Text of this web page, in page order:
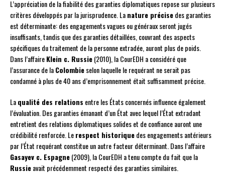
L’appréciation de la fiabilité des garanties diplomatiques repose sur plusieurs
critères développés par la jurisprudence. Lanature précisedes garanties
est déterminante: des engagements vagues ou généraux seront jugés
insuffisants, tandis que des garanties détaillées, couvrant des aspects
spécifiques du traitement de la personne extradée, auront plus de poids.
Dans l’affaireKlein c. Russie(2010), la CourEDH a considéré que
l’assurance de laColombieselon laquelle le requérant ne serait pas
condamné à plus de 40 ans d’emprisonnement était suffisamment précise.
Laqualité des relations entre les États concernés influence également
l’évaluation. Des garanties émanant d’un État avec lequel l’État extradant
entretient des relations diplomatiques solides et de confiance auront une
crédibilité renforcée. Lerespect historiquedes engagements antérieurs
par l’État requérant constitue un autre facteur déterminant. Dans l’affaire
Gasayev c. Espagne(2009), la CourEDH a tenu compte du fait que la
Russieavait précédemment respecté des garanties similaires.